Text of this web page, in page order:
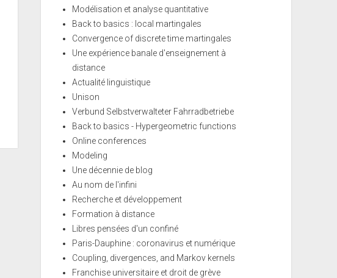
Modélisation et analyse quantitative
Back to basics : local martingales
Convergence of discrete time martingales
Une expérience banale d'enseignement à
distance
Actualité linguistique
Unison
Verbund Selbstverwalteter Fahrradbetriebe
Back to basics - Hypergeometric functions
Online conferences
Modeling
Une décennie de blog
Au nom de l'infini
Recherche et développement
Formation à distance
Libres pensées d'un confiné
Paris-Dauphine : coronavirus et numérique
Coupling, divergences, and Markov kernels
Franchise universitaire et droit de grève